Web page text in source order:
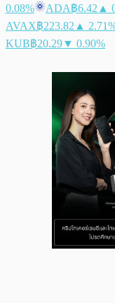
0.08%
ADA฿6.42 ▲
AVAX฿223.82 ▲
KUB฿20.29▼ 0.90%